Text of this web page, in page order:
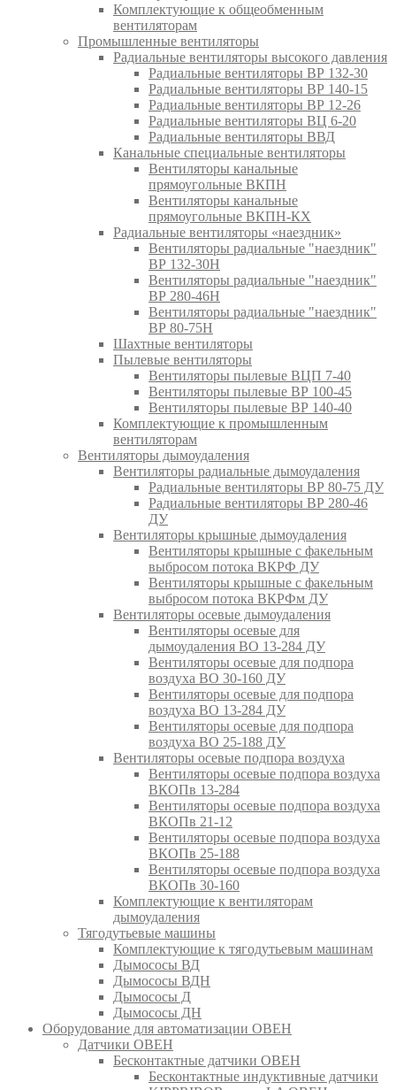
Комплектующие к общеобменным
вентиляторам
Промышленные вентиляторы
Радиальные вентиляторы высокого давления
Радиальные вентиляторы ВР 132-30
Радиальные вентиляторы ВР 140-15
Радиальные вентиляторы ВР 12-26
Радиальные вентиляторы ВЦ 6-20
Радиальные вентиляторы ВВД
Канальные специальные вентиляторы
Вентиляторы канальные
прямоугольные ВКПН
Вентиляторы канальные
прямоугольные ВКПН-КХ
Радиальные вентиляторы «наездник»
Вентиляторы радиальные "наездник"
ВР 132-30Н
Вентиляторы радиальные "наездник"
ВР 280-46Н
Вентиляторы радиальные "наездник"
ВР 80-75Н
Шахтные вентиляторы
Пылевые вентиляторы
Вентиляторы пылевые ВЦП 7-40
Вентиляторы пылевые ВР 100-45
Вентиляторы пылевые ВР 140-40
Комплектующие к промышленным
вентиляторам
Вентиляторы дымоудаления
Вентиляторы радиальные дымоудаления
Радиальные вентиляторы ВР 80-75 ДУ
Радиальные вентиляторы ВР 280-46
ДУ
Вентиляторы крышные дымоудаления
Вентиляторы крышные с факельным
выбросом потока ВКРФ ДУ
Вентиляторы крышные с факельным
выбросом потока ВКРФм ДУ
Вентиляторы осевые дымоудаления
Вентиляторы осевые для
дымоудаления ВО 13-284 ДУ
Вентиляторы осевые для подпора
воздуха ВО 30-160 ДУ
Вентиляторы осевые для подпора
воздуха ВО 13-284 ДУ
Вентиляторы осевые для подпора
воздуха ВО 25-188 ДУ
Вентиляторы осевые подпора воздуха
Вентиляторы осевые подпора воздуха
ВКОПв 13-284
Вентиляторы осевые подпора воздуха
ВКОПв 21-12
Вентиляторы осевые подпора воздуха
ВКОПв 25-188
Вентиляторы осевые подпора воздуха
ВКОПв 30-160
Комплектующие к вентиляторам
дымоудаления
Тягодутьевые машины
Комплектующие к тягодутьевым машинам
Дымососы ВД
Дымососы ВДН
Дымососы Д
Дымососы ДН
Оборудование для автоматизации ОВЕН
Датчики ОВЕН
Бесконтактные датчики ОВЕН
Бесконтактные индуктивные датчики